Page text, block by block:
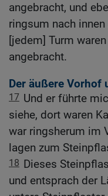
angebracht, und
ringsum nach
[jedem] Turm
angebracht.
Der äußere Vorhof
17 Und er führte
siehe, dort waren
war ringsherum im
lagen zum
18 Dieses
und entsprach der